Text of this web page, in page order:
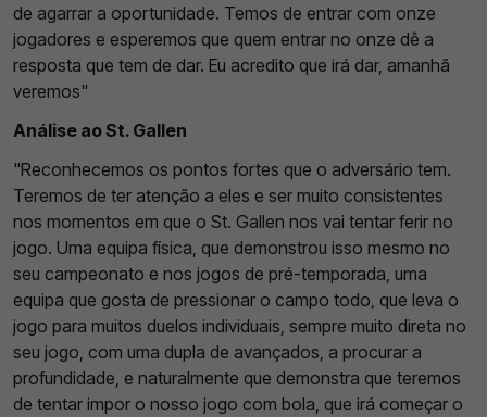
de agarrar a oportunidade. Temos de entrar com onze
jogadores e esperemos que quem entrar no onze dê a
resposta que tem de dar. Eu acredito que irá dar, amanhã
veremos"
Análise ao St. Gallen
"Reconhecemos os pontos fortes que o adversário tem.
Teremos de ter atenção a eles e ser muito consistentes
nos momentos em que o St. Gallen nos vai tentar ferir no
jogo. Uma equipa física, que demonstrou isso mesmo no
seu campeonato e nos jogos de pré-temporada, uma
equipa que gosta de pressionar o campo todo, que leva o
jogo para muitos duelos individuais, sempre muito direta no
seu jogo, com uma dupla de avançados, a procurar a
profundidade, e naturalmente que demonstra que teremos
de tentar impor o nosso jogo com bola, que irá começar o